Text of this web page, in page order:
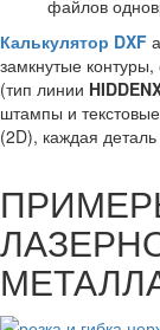
файлов
Калькулятор DXF
замкнутые
(тип линии
штампы и
(2D), каждая